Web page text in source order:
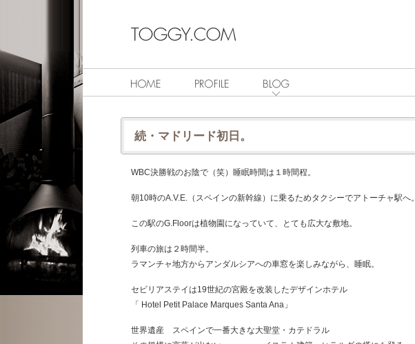
続・マドリード初日。
WBC決勝戦のお陰で（笑）睡眠時間は１時間程。
朝10時のA.V.E.（スペインの新幹線）に乗るためタクシーでアトーチャ駅へ。
この駅のG.Floorは植物園になっていて、とても広大な敷地。
列車の旅は２時間半。
ラマンチャ地方からアンダルシアへの車窓を楽しみながら、睡眠。
セビリアステイは19世紀の宮殿を改装したデザインホテル
「 Hotel Petit Palace Marques Santa Ana」
世界遺産 スペインで一番大きな大聖堂・カテドラル